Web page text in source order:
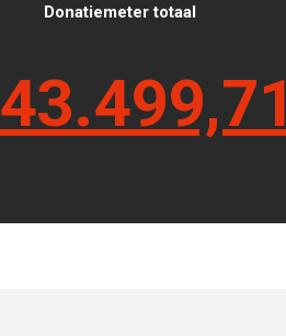
Donatiemeter totaal
43.499,71